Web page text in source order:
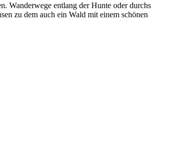
Wanderwege entlang der Hunte oder durchs
zu dem auch ein Wald mit einem schönen